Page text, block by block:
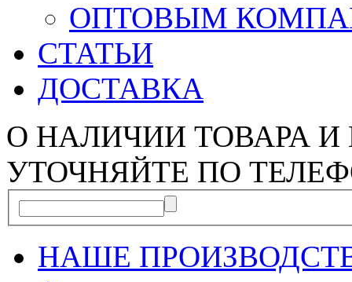
ОПТОВЫМ
СТАТЬИ
ДОСТАВКА
О НАЛИЧИИ ТОВАРА
УТОЧНЯЙТЕ ПО
НАШЕ